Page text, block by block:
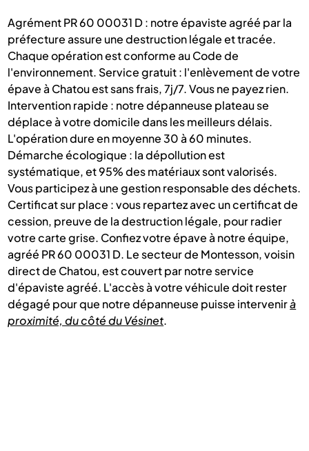
Agrément PR 60 00031 D : notre épaviste agréé par la
préfecture assure une destruction légale et tracée.
Chaque opération est conforme au Code de
l'environnement. Service gratuit : l'enlèvement de votre
épave à Chatou est sans frais, 7j/7. Vous ne payez rien.
Intervention rapide : notre dépanneuse plateau se
déplace à votre domicile dans les meilleurs délais.
L'opération dure en moyenne 30 à 60 minutes.
Démarche écologique : la dépollution est
systématique, et 95% des matériaux sont valorisés.
Vous participez à une gestion responsable des déchets.
Certificat sur place : vous repartez avec un certificat de
cession, preuve de la destruction légale, pour radier
votre carte grise. Confiez votre épave à notre équipe,
agréé PR 60 00031 D. Le secteur de Montesson, voisin
direct de Chatou, est couvert par notre service
d'épaviste agréé. L'accès à votre véhicule doit rester
dégagé pour que notre dépanneuse puisse intervenirà
proximité, du côté du Vésinet.